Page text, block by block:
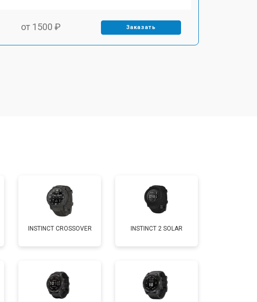
от 1500 ₽ Заказать
от 2000 ₽ Заказать
INSTINCT CROSSOVER INSTINCT 2 SOLAR